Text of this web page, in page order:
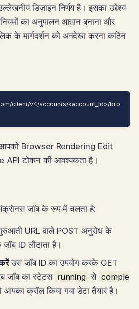
डिज़ाइन निर्णय है। इसका उद्देश्य
का अनुपालन आसान बनाना और
के मार्गदर्शन को अनदेखा करना कठिन
client/v4/accounts/<account_id>/bro
Browser Rendering Edit
API टोकन की आवश्यकता है।
जॉब के रूप में चलता है:
URL वाले POST अनुरोध के
ID लौटाता है।
उस जॉब ID का उपयोग करके GET
जॉब का स्टेटस running से comple
आपका क्रॉल किया गया डेटा तैयार है।